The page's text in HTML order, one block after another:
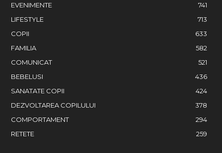
EVENIMENTE
741
LIFESTYLE
713
COPII
633
FAMILIA
582
COMUNICAT
521
BEBELUSI
436
SANATATE COPII
424
DEZVOLTAREA COPILULUI
378
COMPORTAMENT
294
RETETE
259